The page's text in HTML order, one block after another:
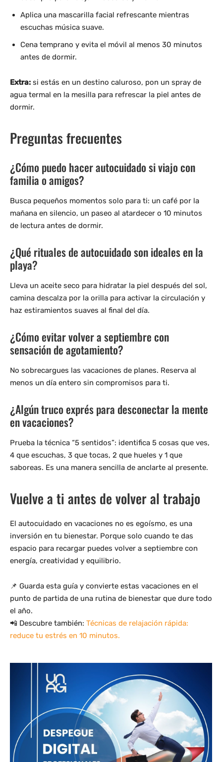
Aplica una mascarilla facial refrescante mientras
escuchas música suave.
Cena temprano y evita el móvil al menos 30 minutos
antes de dormir.
Extra: si estás en un destino caluroso, pon un spray de
agua termal en la mesilla para refrescar la piel antes de
dormir.
Preguntas frecuentes
¿Cómo puedo hacer autocuidado si viajo con
familia o amigos?
Busca pequeños momentos solo para ti: un café por la
mañana en silencio, un paseo al atardecer o 10 minutos
de lectura antes de dormir.
¿Qué rituales de autocuidado son ideales en la
playa?
Lleva un aceite seco para hidratar la piel después del sol,
camina descalza por la orilla para activar la circulación y
haz estiramientos suaves al final del día.
¿Cómo evitar volver a septiembre con
sensación de agotamiento?
No sobrecargues las vacaciones de planes. Reserva al
menos un día entero sin compromisos para ti.
¿Algún truco exprés para desconectar la mente
en vacaciones?
Prueba la técnica “5 sentidos”: identifica 5 cosas que ves,
4 que escuchas, 3 que tocas, 2 que hueles y 1 que
saboreas. Es una manera sencilla de anclarte al presente.
Vuelve a ti antes de volver al trabajo
El autocuidado en vacaciones no es egoísmo, es una
inversión en tu bienestar. Porque solo cuando te das
espacio para recargar puedes volver a septiembre con
energía, creatividad y equilibrio.
📌 Guarda esta guía y convierte estas vacaciones en el
punto de partida de una rutina de bienestar que dure todo
el año.
📲 Descubre también: Técnicas de relajación rápida:
reduce tu estrés en 10 minutos.